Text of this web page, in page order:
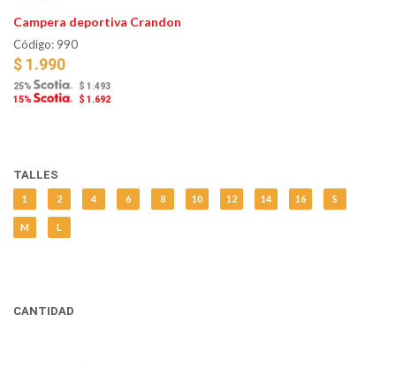
Campera deportiva Crandon
Código: 990
$ 1.990
25%
$ 1.493
15%
$ 1.692
TALLES
1 2 4 6 8 10 12 14 16 S
M L
CANTIDAD